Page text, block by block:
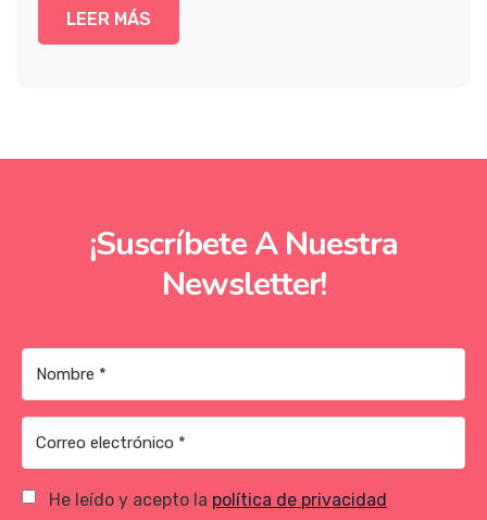
LEER MÁS
¡Suscríbete A Nuestra
Newsletter!
He leído y acepto la política de privacidad